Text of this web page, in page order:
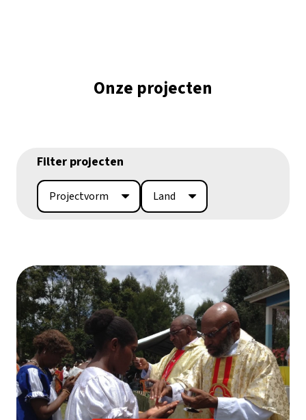
Onze projecten
Filter projecten
Projectvorm Land